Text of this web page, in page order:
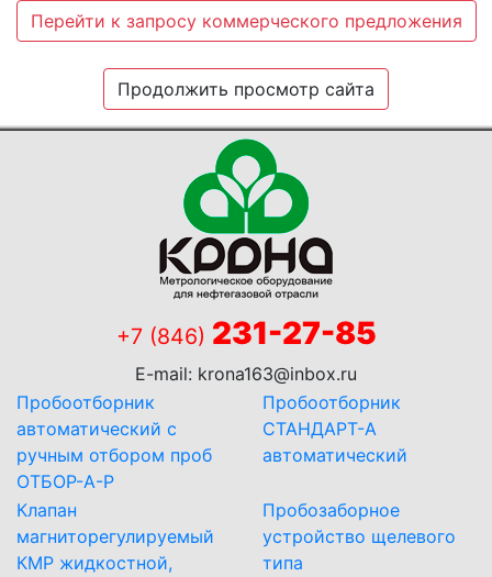
Перейти к запросу коммерческого предложения
Продолжить просмотр сайта
+7 (846) 231-27-85
E-mail: krona163@inbox.ru
Пробоотборник
автоматический с
ручным отбором проб
ОТБОР-А-Р
Пробоотборник
СТАНДАРТ-А
автоматический
Клапан
магниторегулируемый
КМР жидкостной,
Пробозаборное
устройство щелевого
типа